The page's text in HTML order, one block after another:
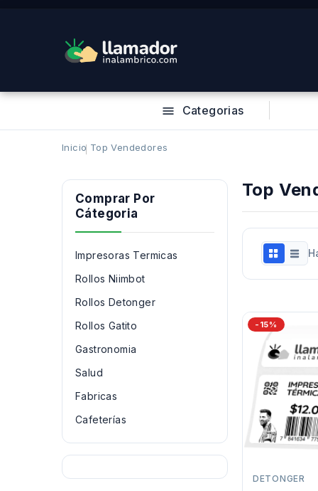
 Categorias
Inicio Top Vendedores
Comprar Por
Cátegoria
Impresoras Termicas
Rollos Niimbot
Rollos Detonger
Rollos Gatito
Gastronomia
Salud
Fabricas
Cafeterías
Top
-15%
DETONGER